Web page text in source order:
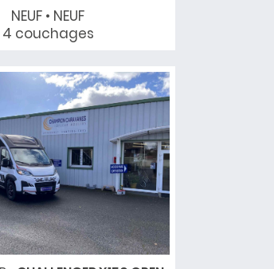
NEUF • NEUF
4 couchages